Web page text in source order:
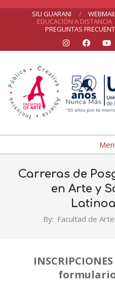
SIU GUARANI
EDUCACIÓN A DISTANCIA
PREGUNTAS
UNICEN
Navigation
Carreras de
en Arte y
By: Facultad de Arte